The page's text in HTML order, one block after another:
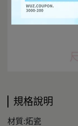
規格說明
材質:炻瓷